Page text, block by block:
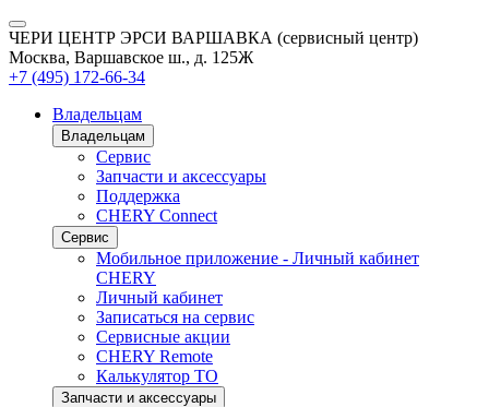
ЧЕРИ ЦЕНТР ЭРСИ ВАРШАВКА (сервисный центр)
Москва, Варшавское ш., д. 125Ж
+7 (495) 172-66-34
Владельцам
Владельцам
Сервис
Запчасти и аксессуары
Поддержка
CHERY Connect
Сервис
Мобильное приложение - Личный кабинет
CHERY
Личный кабинет
Записаться на сервис
Сервисные акции
CHERY Remote
Калькулятор ТО
Запчасти и аксессуары